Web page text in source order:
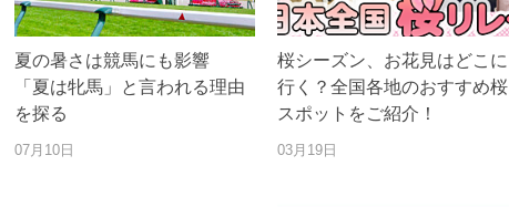
夏の暑さは競馬にも影響
「夏は牝馬」と言われる理由
を探る
07月10日
桜シーズン、お花見はどこに
行く？全国各地のおすすめ桜
スポットをご紹介！
03月19日